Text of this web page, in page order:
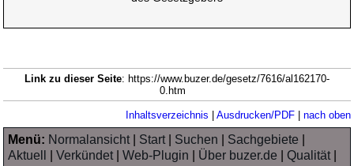
Link zu dieser Seite: https://www.buzer.de/gesetz/7616/al162170-
0.htm
Inhaltsverzeichnis Ausdrucken/PDF| nach oben
Menü: Normalansicht| Start| Suchen Sachgebiete
Aktuell
|Verkündet|Web-Plugin Über buzer.de |Qualität|